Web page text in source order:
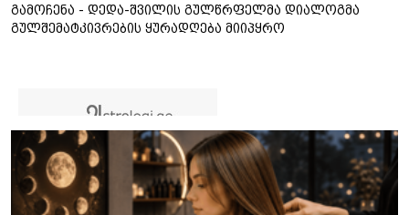
გამოჩენა - დედა-შვილის გულწრფელმა დიალოგმა
გულშემატკივრების ყურადღება მიიპყრო